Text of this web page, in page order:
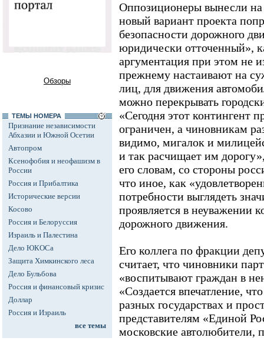
Обзоры
ТЕМЫ НОМЕРА
Признание независимости
Абхазии и Южной Осетии
Автопром
Ксенофобия и неофашизм в
России
Россия и Прибалтика
Исторические версии
Косово
Россия и Белоруссия
Израиль и Палестина
Дело ЮКОСа
Защита Химкинского леса
Дело Бульбова
Россия и финансовый кризис
Доллар
Россия и Израиль
все темы
Оппозиционеры вынесли
новый вариант проекта
безопасности дорожного
юридически отточенный»,
аргументация при этом не
прежнему настаивают на
лиц, для движения
можно перекрывать
«Сегодня этот контингент
ограничен, а чиновникам
видимо, мигалок и
и так расчищает им
его словам, со стороны
что иное, как
потребности выглядеть
проявляется в неуважении
дорожного движения.
Его коллега по фракции
считает, что чиновники
«воспитывают граждан в
«Создается впечатление,
разных государствах и
представителям «Единой
московские автолюбители,